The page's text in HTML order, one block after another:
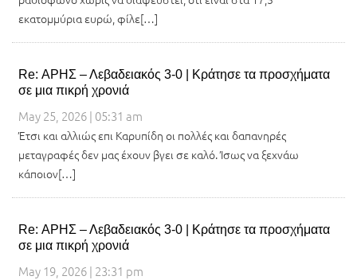
εκατομμύρια ευρώ, φίλε[…]
Re: ΑΡΗΣ – Λεβαδειακός 3-0 | Κράτησε τα προσχήματα
σε μια πικρή χρονιά
May 25, 2026 | 05:31 am
Έτσι και αλλιώς επι Καρυπίδη οι πολλές και δαπανηρές
μεταγραφές δεν μας έχουν βγει σε καλό. Ίσως να ξεχνάω
κάποιον[…]
Re: ΑΡΗΣ – Λεβαδειακός 3-0 | Κράτησε τα προσχήματα
σε μια πικρή χρονιά
May 19, 2026 | 23:31 pm